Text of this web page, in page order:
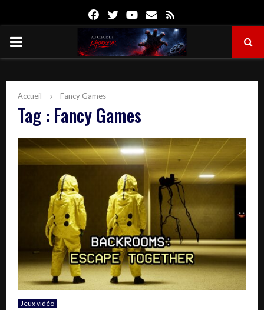
FacebookTwitterYoutube
Email
PRIMARY
Accueil Fancy Games
Tag : Fancy Games
Jeux vidéo